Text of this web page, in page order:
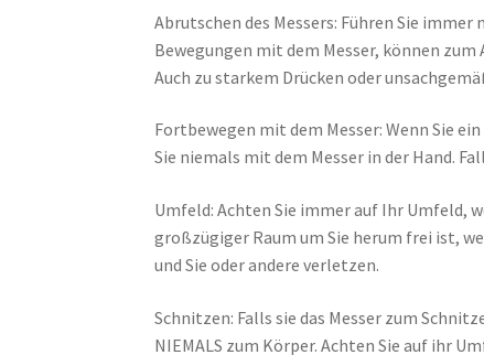
Abrutschen des Messers: Führen Sie
Bewegungen mit dem Messer, können
Auch zu starkem Drücken oder
Fortbewegen mit dem Messer: Wenn Sie
Sie niemals mit dem Messer in der Hand.
Umfeld: Achten Sie immer auf Ihr Umfeld,
großzügiger Raum um Sie herum frei ist,
und Sie oder andere verletzen.
Schnitzen: Falls sie das Messer zum
NIEMALS zum Körper. Achten Sie auf ihr